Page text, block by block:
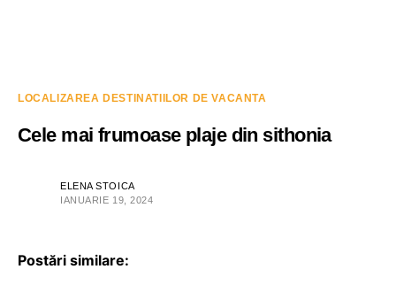
LOCALIZAREA DESTINATIILOR DE VACANTA
Cele mai frumoase plaje din sithonia
ELENA STOICA
IANUARIE 19, 2024
Postări similare: